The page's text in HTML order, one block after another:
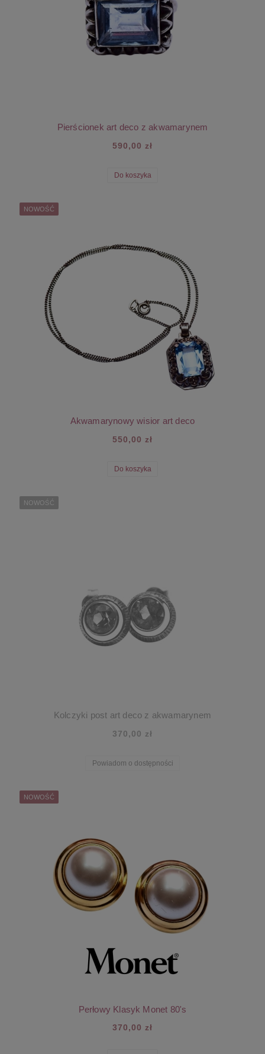
Pierścionek art deco z akwamarynem
590,00 zł
Do koszyka
Akwamarynowy wisior art deco
550,00 zł
Do koszyka
NOWOŚĆ
Kolczyki post art deco z akwamarynem
370,00 zł
Powiadom o dostępności
NOWOŚĆ
Perłowy Klasyk Monet 80's
370,00 zł
NOWOŚĆ